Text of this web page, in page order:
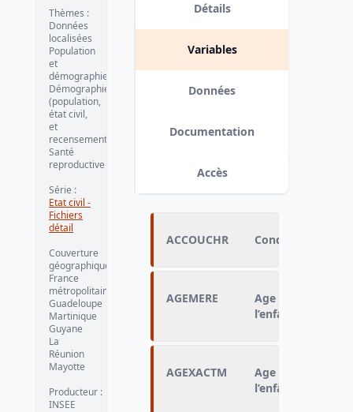
Thèmes :
Données
localisées
Population
et
démographie
Démographie
(population,
état civil,
et
recensement)
Santé
reproductive
Série :
Etat civil -
Fichiers
détail
Couverture
géographique
France
métropolitaine
Guadeloupe
Martinique
Guyane
La
Réunion
Mayotte
Producteur :
INSEE
Détails
Variables
Données
Documentation
Accès
ACCOUCHR Conditions de
AGEMERE
Age de la mère
l’enfant
AGEXACTM
Age exact de la
l’enfant